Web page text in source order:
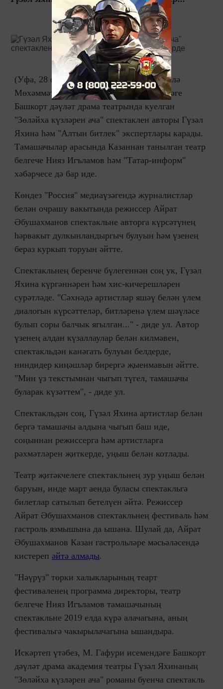
(Уфа, 28 февраль, "Татар-информ", Рузилә
Мөхәммәтова). Кичә М.Гафури исемендәге
Башкорт дәүләт драма театрында куелган
"Зөләйха күзләрен ача" спектаклен авторы Гүзәл
Яхина һәм "Алтын битлек" экспертлары карады.
Тамашачылар арасында Казаннан танылган театр
белгече Нияз Игъламов һәм "Татар-информ"
хәбәрчесе дә бар иде.
Көндез "Россия" медиаүзәгендә журналистлар
белән очрашу вакытында режиссер Айрат
Әбушахманов спектакльне авторга күрсәтүнең
һәрвакыт дулкынландыргыч булуын һәм үзенең
бераз куркып торуын әйтте.
Спектакльнең беренче бүлегеннән соң ук, Гүзәл
Яхина күргәннәрен һәм хис-кичерешләрен
сурәтләде. "Сәхнәдә артистлар яшәү белән үлем
диалогын күрсәттеләр, битләренә үлем шәүләсе
булып соры балчык ягылган..." - диде ул. Автор
үзенең алдан күзаллаулар белән килмәвен,
спектакльдән канәгать булуын белдерде,
ниндидер киңәшләр бирергә җыенмавын әйтте.
"Мин үз текстымнан чыгып түгел, тамашачы
буларак күзәттем", - диде ул.
Спектакльдән соң, Гүзәл Яхина артистлар белән
бергә тамашачы алдына чыгып баш иде,
соңыннан режиссерга һәм артистларга
рәхмәтләрен җиткерде, уңыш белән котлады.
Театр җитәкчелеге спектакльнең зур уңыш белән
баруын, инде март аенда буласы спектакльгә
билетлар сатылып бетелүен әйтә. Режиссер
Айрат Әбушахманов спектакльнең фестиваль һәм
гастроль язмышына да ышана. Шулай да, Айрат
Әбушахманов Казан гастрольләре мәсьәләсендә
кистереп әйтә алмады.
"Нәүрүз" төрки халыкларының теарт
фестиваленең программа директоры, театр
белгече Нияз Игъламов тамашачының
спектакльне 2019 елда күрә алачагына, аның
фестивальгә чакырылачагына ышандыра.
Искәртеп үтәбез, М. Гафури исемендәге Башкорт
дәүләт драма академия театры Гүзәл Яхинаның
"Зөләйха күзләрен ача" романы буенча спектакль